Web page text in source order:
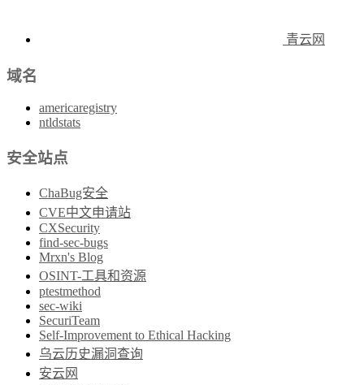
青云网
域名
americaregistry
ntldstats
安全站点
ChaBug安全
CVE中文申请站
CXSecurity
find-sec-bugs
Mrxn's Blog
OSINT-工具和资源
ptestmethod
sec-wiki
SecuriTeam
Self-Improvement to Ethical Hacking
乌云历史漏洞查询
安云网